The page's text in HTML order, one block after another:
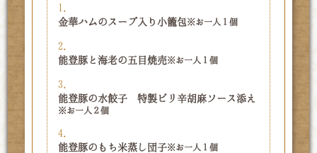
1.
金華ハムのスープ入り小籠包※お一人１個
2.
能登豚と海老の五目焼売※お一人１個
3.
能登豚の水餃子 特製ピリ辛胡麻ソース添え
※お一人２個
4.
能登豚のもち米蒸し団子※お一人１個